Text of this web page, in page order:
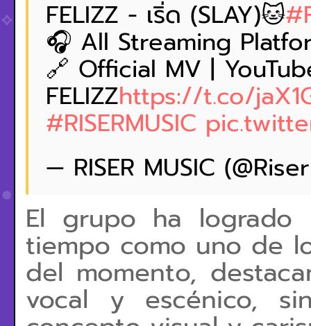
FELIZZ - เริ่ด (SLAY)🐱
🎧 All Streaming
🔗 Official MV |
FELIZZhttps://t.co/
#RISERMUSIC
— RISER MUSIC
El grupo ha logrado
tiempo como uno de
del momento,
vocal y escénico,